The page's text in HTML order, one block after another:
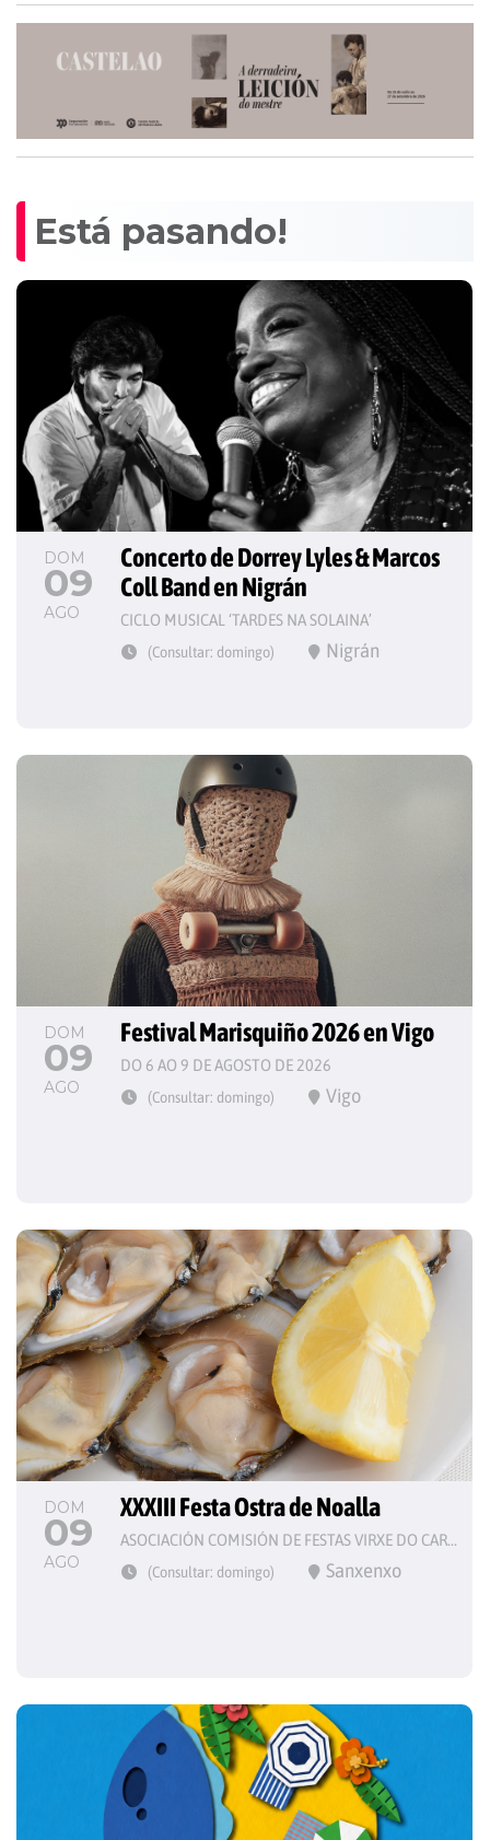
Está pasando!
DOM
09
AGO
Concerto de Dorrey Lyles & Marcos
Coll Band en Nigrán
CICLO MUSICAL ‘TARDES NA SOLAINA’
(Consultar: domingo) Nigrán
DOM
09
AGO
Festival Marisquiño 2026 en Vigo
DO 6 AO 9 DE AGOSTO DE 2026
(Consultar: domingo) Vigo
DOM
09
AGO
XXXIII Festa Ostra de Noalla
ASOCIACIÓN COMISIÓN DE FESTAS VIRXE DO CARME
(Consultar: domingo) Sanxenxo